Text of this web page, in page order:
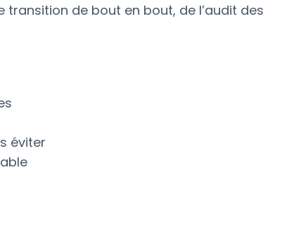
de bout en bout, de l’audit des
éviter